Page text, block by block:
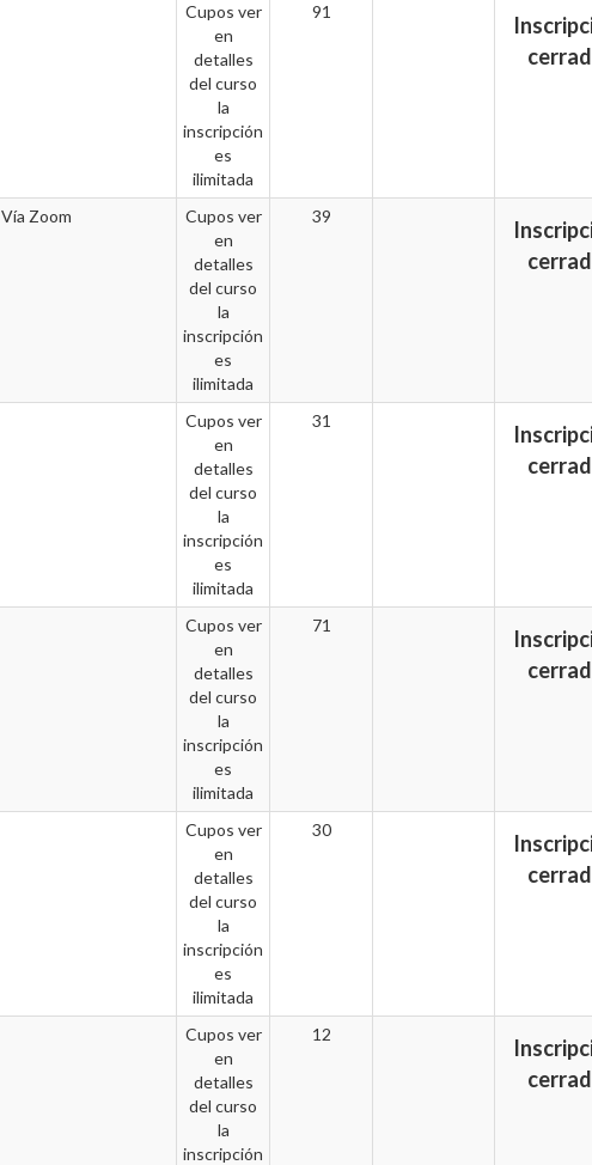
Cupos ver
en
detalles
del curso
la
inscripción
es
ilimitada
91
Vía Zoom
Cupos ver
en
detalles
del curso
la
inscripción
es
ilimitada
39
Cupos ver
en
detalles
del curso
la
inscripción
es
ilimitada
31
Cupos ver
en
detalles
del curso
la
inscripción
es
ilimitada
71
Cupos ver
en
detalles
del curso
la
inscripción
es
ilimitada
30
Cupos ver
en
detalles
del curso
la
inscripción
12